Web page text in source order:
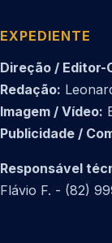
EXPEDIENTE
Direção / Editor-
Redação:
Imagem / Vídeo:
Publicidade /
Responsável
Flávio F. - (82)